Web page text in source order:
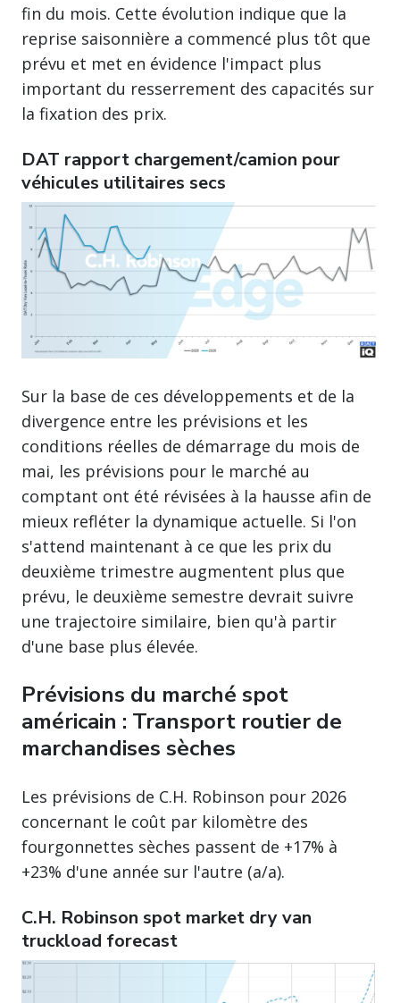
fin du mois. Cette évolution indique que la
reprise saisonnière a commencé plus tôt que
prévu et met en évidence l'impact plus
important du resserrement des capacités sur
la fixation des prix.
DAT rapport chargement/camion pour
véhicules utilitaires secs
Sur la base de ces développements et de la
divergence entre les prévisions et les
conditions réelles de démarrage du mois de
mai, les prévisions pour le marché au
comptant ont été révisées à la hausse afin de
mieux refléter la dynamique actuelle. Si l'on
s'attend maintenant à ce que les prix du
deuxième trimestre augmentent plus que
prévu, le deuxième semestre devrait suivre
une trajectoire similaire, bien qu'à partir
d'une base plus élevée.
Prévisions du marché spot
américain : Transport routier de
marchandises sèches
Les prévisions de C.H. Robinson pour 2026
concernant le coût par kilomètre des
fourgonnettes sèches passent de +17% à
+23% d'une année sur l'autre (a/a).
C.H. Robinson spot market dry van
truckload forecast